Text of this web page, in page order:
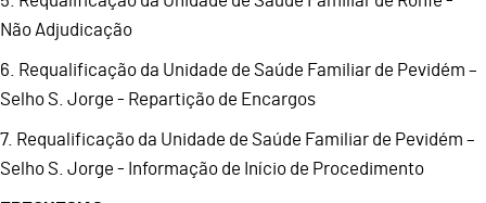
Não Adjudicação
6. Requalificação da Unidade de Saúde Familiar de Pevidém –
Selho S. Jorge - Repartição de Encargos
7. Requalificação da Unidade de Saúde Familiar de Pevidém –
Selho S. Jorge - Informação de Início de Procedimento